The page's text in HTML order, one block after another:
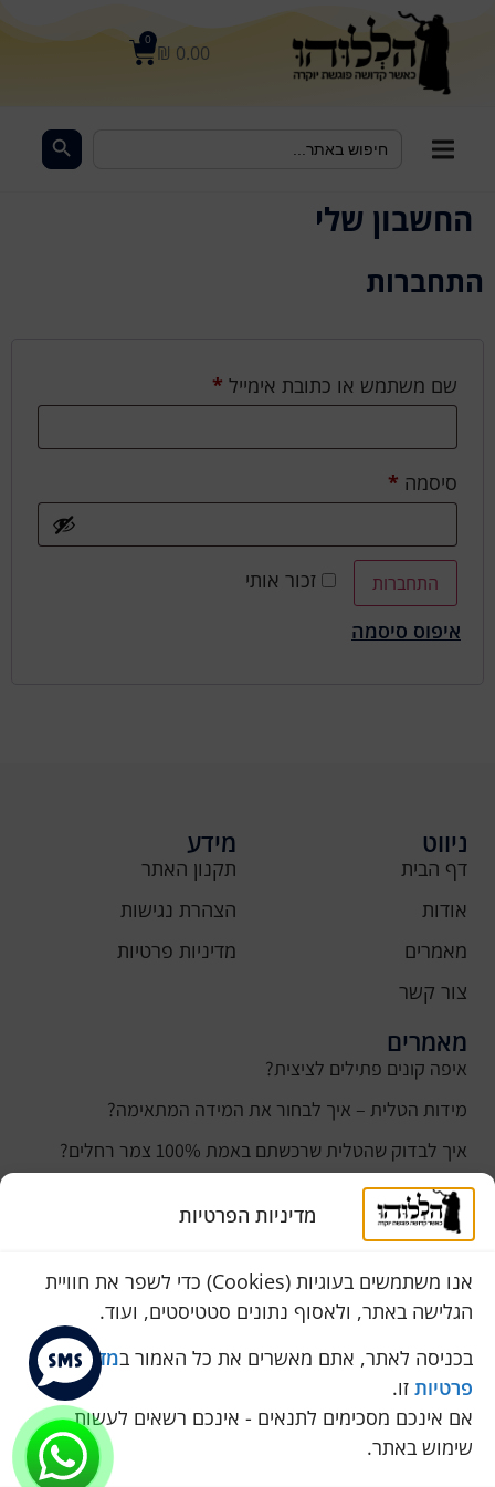
מדיניות הפרטיות
אנו משתמשים בעוגיות (Cookies) כדי לשפר את חוויית
הגלישה באתר, ולאסוף נתונים סטטיסטים, ועוד.
בכניסה לאתר, אתם מאשרים את כל האמור במדיניות
פרטיות זו.
אם אינכם מסכימים לתנאים - אינכם רשאים לעשות
שימוש באתר.
₪ 0.00
0
for:
החשבון שלי
התחברות
שם משתמש או כתובת אימייל *
סיסמה *
זכור אותי התחברות
איפוס סיסמה
ניווט
דף הבית
אודות
מאמרים
צור קשר
מידע
תקנון האתר
הצהרת נגישות
מדיניות פרטיות
מאמרים
איפה קונים פתילים לציצית?
מידות הטלית – איך לבחור את המידה המתאימה?
איך לבדוק שהטלית שרכשתם באמת 100% צמר רחלים?
למה נהוג לקנות טלית לחתן ביום חתונתו?
כמה עולה טלית לחתן
סוגי טליתות
שירות לקוחות
050-774-8845
הכחול 10 א.ת, כנות
pini.mixum@gmail.com